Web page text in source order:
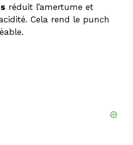
réduit l’amertume et
Cela rend le punch